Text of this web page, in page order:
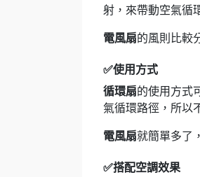
射，來帶動空氣循
電風扇的風則比較
✅使用方式
循環扇的使用方式
氣循環路徑，所以
電風扇就簡單多了
✅搭配空調效果